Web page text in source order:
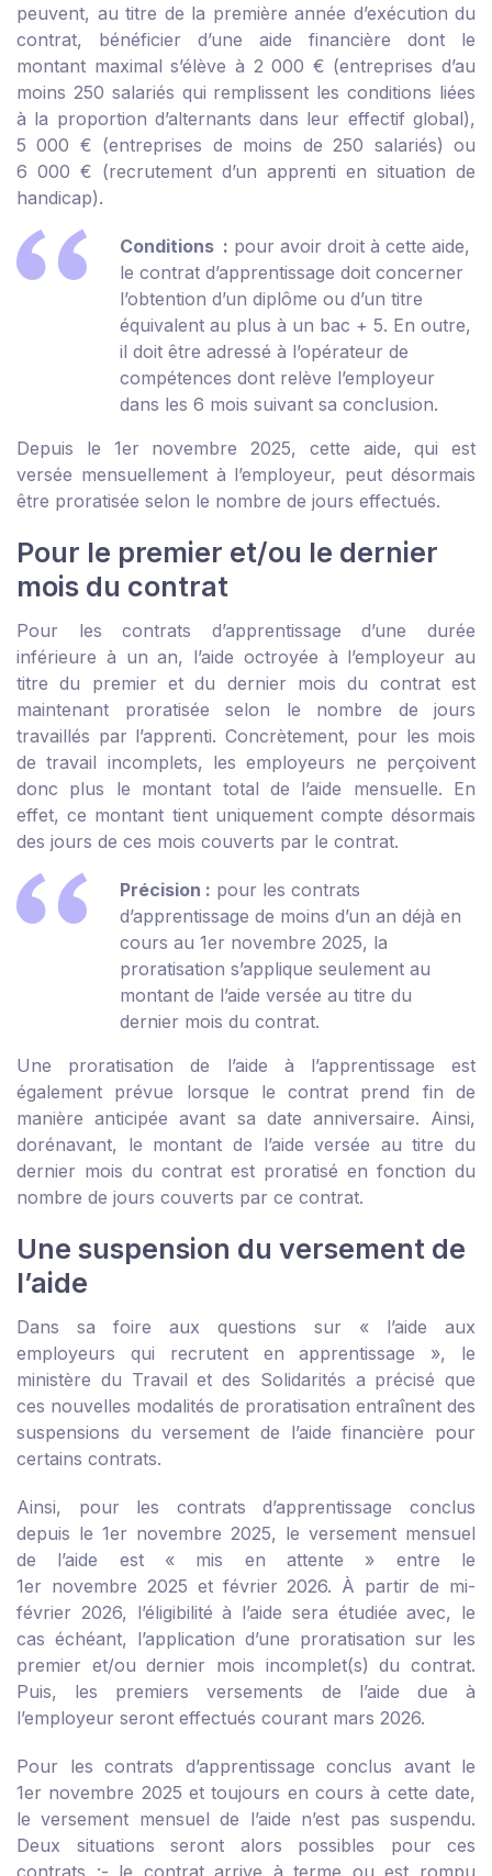
peuvent, au titre de la première année d’exécution du
contrat, bénéficier d’une aide financière dont le
montant maximal s’élève à 2 000 € (entreprises d’au
moins 250 salariés qui remplissent les conditions liées
à la proportion d’alternants dans leur effectif global),
5 000 € (entreprises de moins de 250 salariés) ou
6 000 € (recrutement d’un apprenti en situation de
handicap).
Conditions : pour avoir droit à cette aide,
le contrat d’apprentissage doit concerner
l’obtention d’un diplôme ou d’un titre
équivalent au plus à un bac + 5. En outre,
il doit être adressé à l’opérateur de
compétences dont relève l’employeur
dans les 6 mois suivant sa conclusion.
Depuis le 1er novembre 2025, cette aide, qui est
versée mensuellement à l’employeur, peut désormais
être proratisée selon le nombre de jours effectués.
Pour le premier et/ou le dernier
mois du contrat
Pour les contrats d’apprentissage d’une durée
inférieure à un an, l’aide octroyée à l’employeur au
titre du premier et du dernier mois du contrat est
maintenant proratisée selon le nombre de jours
travaillés par l’apprenti. Concrètement, pour les mois
de travail incomplets, les employeurs ne perçoivent
donc plus le montant total de l’aide mensuelle. En
effet, ce montant tient uniquement compte désormais
des jours de ces mois couverts par le contrat.
Précision : pour les contrats
d’apprentissage de moins d’un an déjà en
cours au 1er novembre 2025, la
proratisation s’applique seulement au
montant de l’aide versée au titre du
dernier mois du contrat.
Une proratisation de l’aide à l’apprentissage est
également prévue lorsque le contrat prend fin de
manière anticipée avant sa date anniversaire. Ainsi,
dorénavant, le montant de l’aide versée au titre du
dernier mois du contrat est proratisé en fonction du
nombre de jours couverts par ce contrat.
Une suspension du versement de
l’aide
Dans sa foire aux questions sur « l’aide aux
employeurs qui recrutent en apprentissage », le
ministère du Travail et des Solidarités a précisé que
ces nouvelles modalités de proratisation entraînent des
suspensions du versement de l’aide financière pour
certains contrats.
Ainsi, pour les contrats d’apprentissage conclus
depuis le 1er novembre 2025, le versement mensuel
de l’aide est « mis en attente » entre le
1er novembre 2025 et février 2026. À partir de mi-
février 2026, l’éligibilité à l’aide sera étudiée avec, le
cas échéant, l’application d’une proratisation sur les
premier et/ou dernier mois incomplet(s) du contrat.
Puis, les premiers versements de l’aide due à
l’employeur seront effectués courant mars 2026.
Pour les contrats d’apprentissage conclus avant le
1er novembre 2025 et toujours en cours à cette date,
le versement mensuel de l’aide n’est pas suspendu.
Deux situations seront alors possibles pour ces